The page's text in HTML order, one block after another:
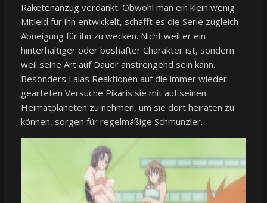
Raketenanzug verdankt. Obwohl man ein klein wenig
Mitleid für ihn entwickelt, schafft es die Serie zugleich
Abneigung für ihn zu wecken. Nicht weil er ein
hinterhältiger oder boshafter Charakter ist, sondern
weil seine Art auf Dauer anstrengend sein kann.
Besonders Lalas Reaktionen auf die immer wieder
gearteten Versuche Pikaris sie mit auf seinen
Heimatplaneten zu nehmen, um sie dort heiraten zu
können, sorgen für regelmäßige Schmunzler.